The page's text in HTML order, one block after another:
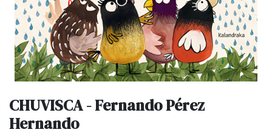
CHUVISCA - Fernando Pérez
Hernando